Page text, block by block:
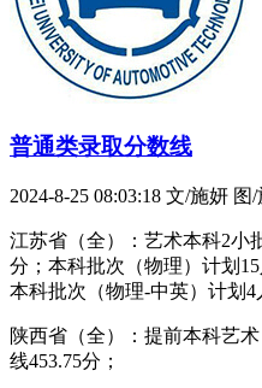
普通类录取分数线
2024-8-25 08:03:18 文/施妍 图/
江苏省（全）：艺术本科2小
分；本科批次（物理）计划
本科批次（物理-中英）计划4
陕西省（全）：提前本科艺
线453.75分；